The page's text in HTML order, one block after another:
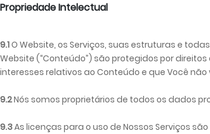
Propriedade Intelectual
9.1O Website, os Serviços, suas estruturas e
Website (“Conteúdo”) são protegidos por direitos
interesses relativos ao Conteúdo e que Você
9.2Nós somos proprietários de todos os dados
9.3As licenças para o uso de Nossos Serviços